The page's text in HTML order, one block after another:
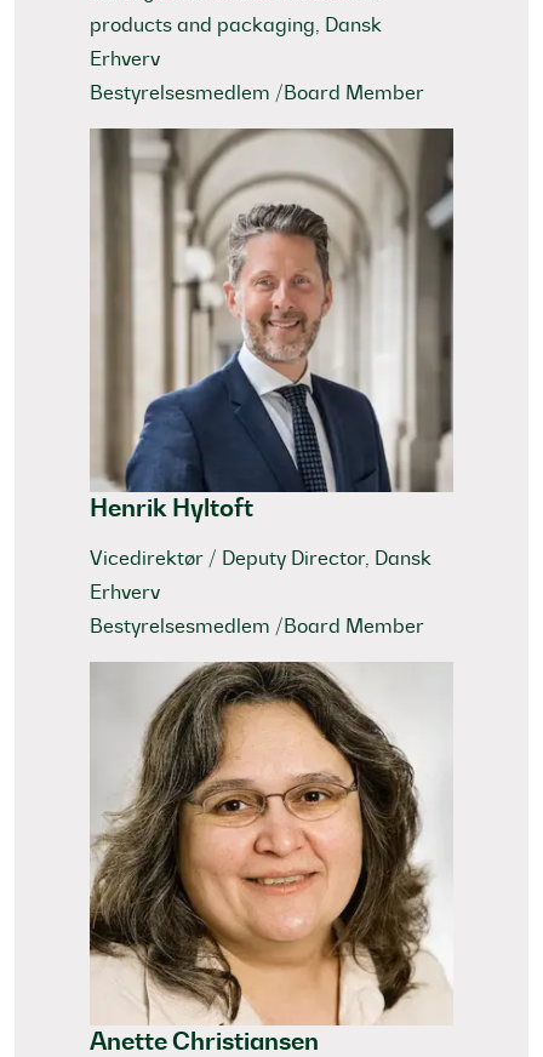
products and packaging, Dansk
Erhverv
Bestyrelsesmedlem /Board Member
Henrik Hyltoft
Vicedirektør / Deputy Director, Dansk
Erhverv
Bestyrelsesmedlem /Board Member
Anette Christiansen